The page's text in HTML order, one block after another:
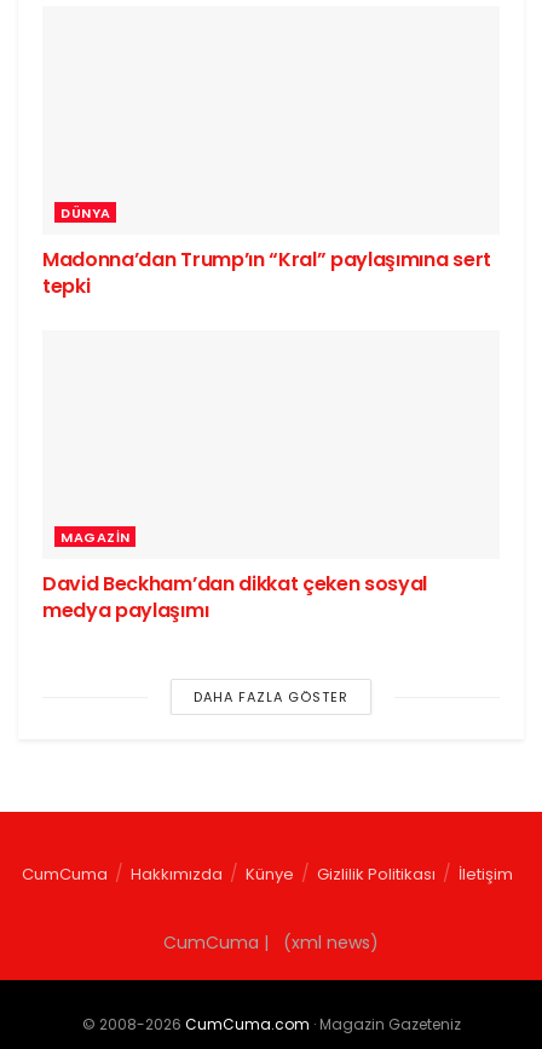
DÜNYA
Madonna’dan Trump’ın “Kral” paylaşımına sert
tepki
MAGAZIN
David Beckham’dan dikkat çeken sosyal
medya paylaşımı
DAHA FAZLA GÖSTER
CumCuma Hakkımızda Künye Gizlilik Politikası İletişim
CumCuma | (xml news)
© 2008-2026 CumCuma.com · Magazin Gazeteniz